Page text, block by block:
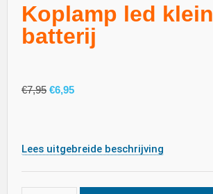
Koplamp led klein
batterij
€7,95 €6,95
Lees uitgebreide beschrijving